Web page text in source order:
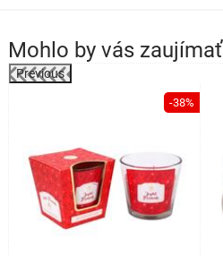
Mohlo by vás zaujímať
Previous
-38%